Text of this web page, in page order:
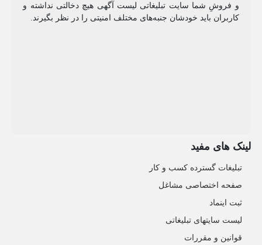
و فروشِ شما سایت تبلیغاتی لیست آگهی هیچ دخالتی نداشته و
کاربران باید خودشان جنبه‌های مختلف امنیتی را در نظر بگیرند.
لینک های مفید
تبلیغات گسترده کسب و کار
صفحه اختصاصی مشاغل
ثبت اینماد
لیست سایتهای تبلیغاتی
قوانین و مقررات